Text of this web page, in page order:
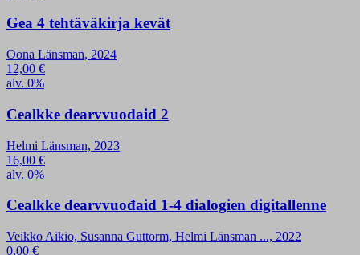
Gea 4 tehtäväkirja kevät
Oona Länsman, 2024
12,00 €
alv. 0%
Cealkke dearvvuođaid 2
Helmi Länsman, 2023
16,00 €
alv. 0%
Cealkke dearvvuođaid 1-4 dialogien digitallenne
Veikko Aikio, Susanna Guttorm, Helmi Länsman ..., 2022
0,00 €